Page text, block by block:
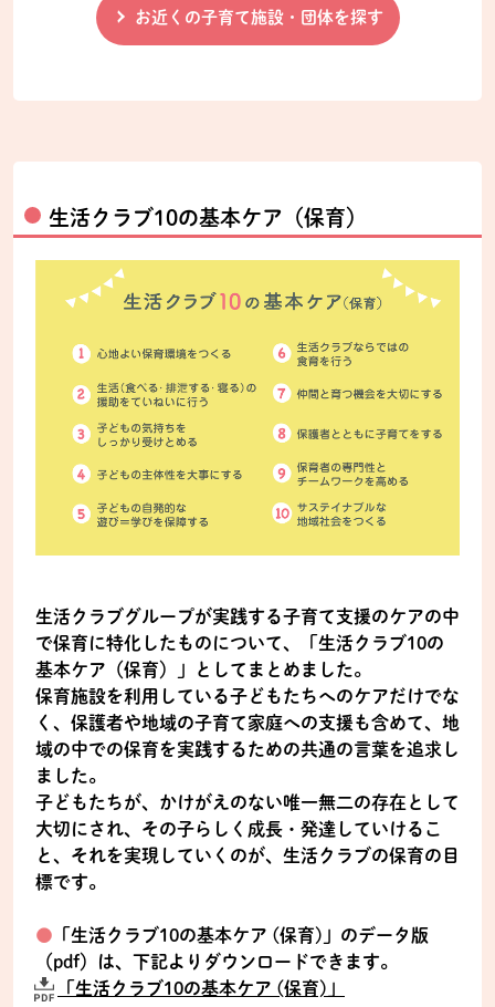
お近くの子育て施設・団体を探す
生活クラブ10の基本ケア（保育）
生活クラブグループが実践する子育て支援のケアの中
で保育に特化したものについて、「生活クラブ10の
基本ケア（保育）」としてまとめました｡
保育施設を利用している子どもたちへのケアだけでな
く、保護者や地域の子育て家庭への支援も含めて、地
域の中での保育を実践するための共通の言葉を追求し
ました。
子どもたちが、かけがえのない唯一無二の存在として
大切にされ、その子らしく成長・発達していけるこ
と、それを実現していくのが、生活クラブの保育の目
標です。
● 「生活クラブ10の基本ケア (保育)」のデータ版
（pdf）は、下記よりダウンロードできます。
「生活クラブ10の基本ケア (保育)」